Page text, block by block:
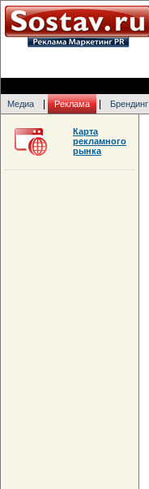
Медиа Реклама Брендинг
Карта
рекламного
рынка